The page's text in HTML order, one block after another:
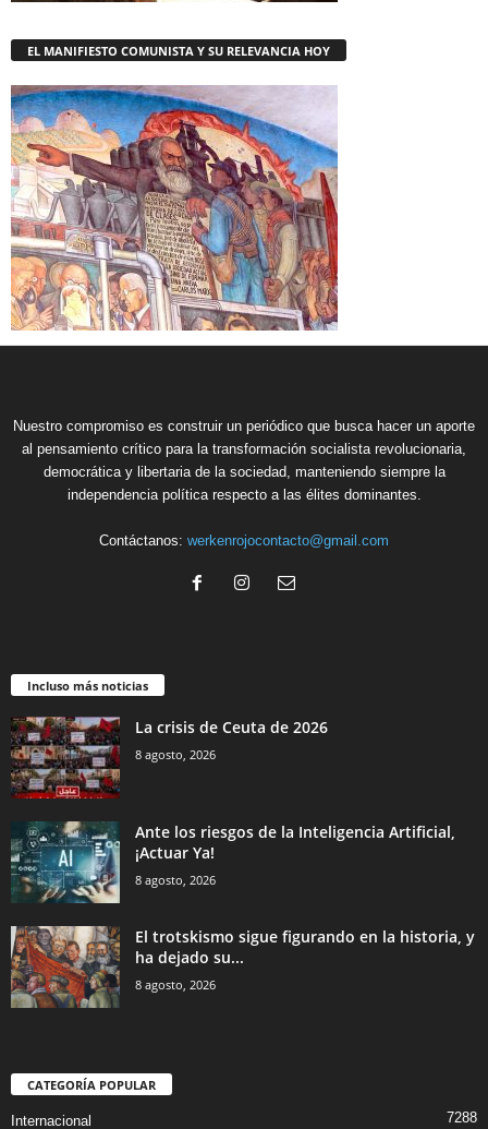
EL MANIFIESTO COMUNISTA Y SU RELEVANCIA HOY
Nuestro compromiso es construir un periódico que busca hacer un aporte
al pensamiento crítico para la transformación socialista revolucionaria,
democrática y libertaria de la sociedad, manteniendo siempre la
independencia política respecto a las élites dominantes.
Contáctanos: werkenrojocontacto@gmail.com
Incluso más noticias
La crisis de Ceuta de 2026
8 agosto, 2026
Ante los riesgos de la Inteligencia Artificial,
¡Actuar Ya!
8 agosto, 2026
El trotskismo sigue figurando en la historia, y
ha dejado su...
8 agosto, 2026
CATEGORÍA POPULAR
Internacional 7288